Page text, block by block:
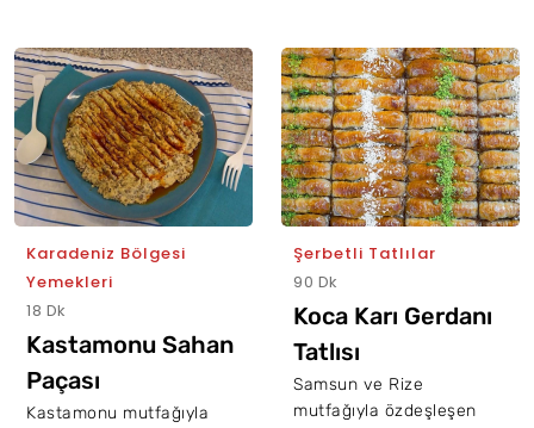
Karadeniz Bölgesi
Yemekleri
18 Dk
Kastamonu Sahan
Paçası
Kastamonu mutfağıyla
Şerbetli Tatlılar
90 Dk
Koca Karı Gerdanı
Tatlısı
Samsun ve Rize
mutfağıyla özdeşleşen